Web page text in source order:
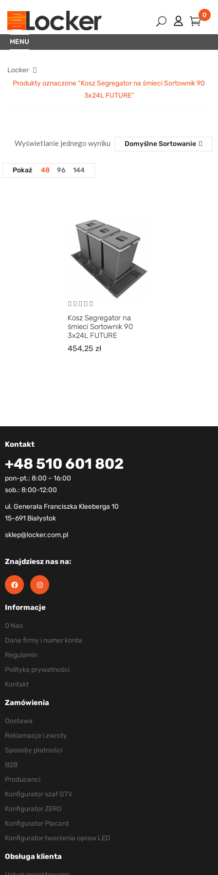
0
MENU
Locker
Produkty oznaczone “Kosz Segregator na śmieci Sortownik 90
3x24L FUTURE”
Wyświetlanie jednego wyniku Domyślne Sortowanie
Pokaż 48 96 144
Kosz Segregator na
śmieci Sortownik 90
3x24L FUTURE
454,25zł
Kontakt
+48 510 601 802
pon-pt.: 8:00 – 16:00
sob.: 8:00-12:00
ul. Generała Franciszka Kleeberga 10
15-691 Białystok
sklep@locker.com.pl
Znajdziesz nas na:
Informacje
O Nas
Dane firmy i numer konta
Regulamin
Polityka prywatności
Kontakt
Zamówienia
Dostawa
Reklamacje i zwroty
Sposoby płatności
B2B
Producenci
Konfigurator szaf GTV
Konfigurator ZERO
Konfigurator Placard
Konfigurator tworzenia opraw LED
Obsługa klienta